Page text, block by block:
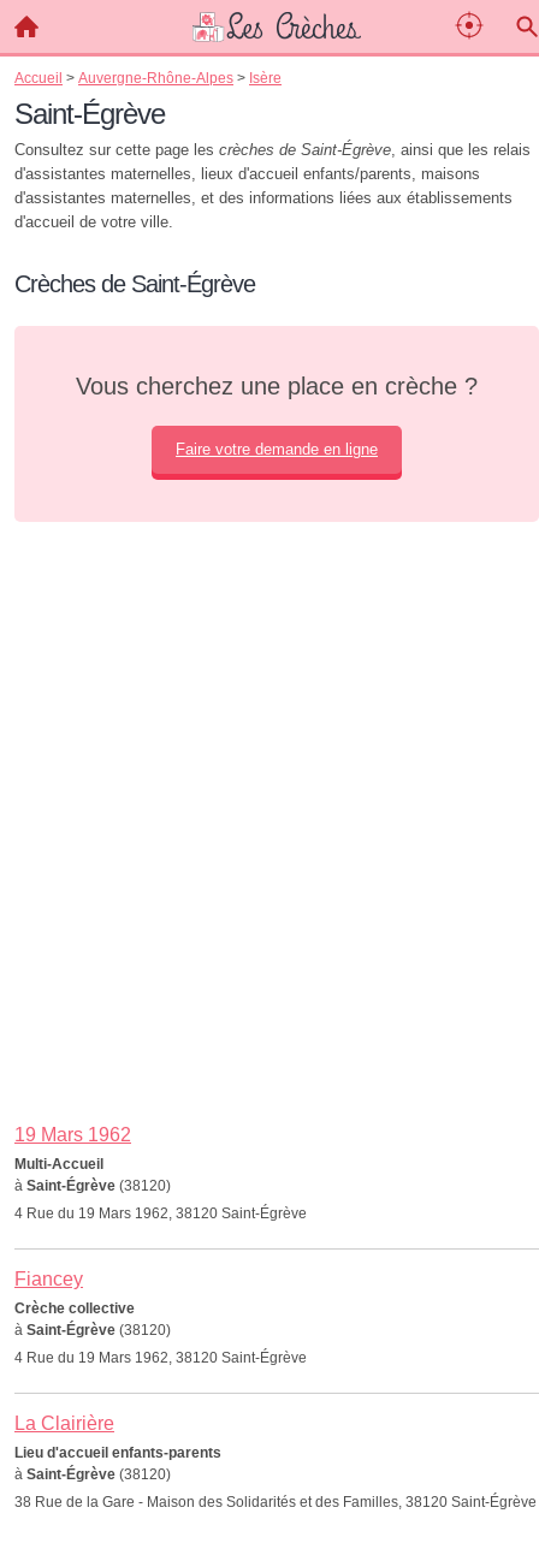
Accueil > Auvergne-Rhône-Alpes > Isère
Saint-Égrève
Consultez sur cette page les crèches de Saint-Égrève, ainsi que les relais
d'assistantes maternelles, lieux d'accueil enfants/parents, maisons
d'assistantes maternelles, et des informations liées aux établissements
d'accueil de votre ville.
Crèches de Saint-Égrève
Vous cherchez une place en crèche ?
Faire votre demande en ligne
19 Mars 1962
Multi-Accueil
à Saint-Égrève (38120)
4 Rue du 19 Mars 1962, 38120 Saint-Égrève
Fiancey
Crèche collective
à Saint-Égrève (38120)
4 Rue du 19 Mars 1962, 38120 Saint-Égrève
La Clairière
Lieu d'accueil enfants-parents
à Saint-Égrève (38120)
38 Rue de la Gare - Maison des Solidarités et des Familles, 38120 Saint-Égrève